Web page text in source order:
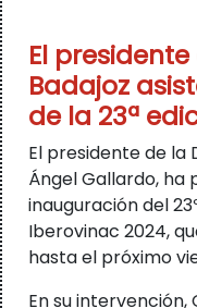
El
Badajoz
de la 23ª
El presidente de la
Ángel Gallardo, ha
inauguración del
Iberovinac 2024,
hasta el próximo
En su